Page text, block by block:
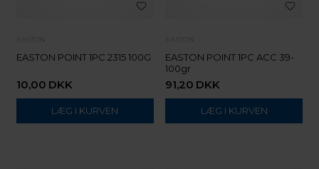
EASTON POINT 1PC 2315 100G
10,00 DKK
EASTON POINT 1PC ACC 39-
100gr
91,20 DKK